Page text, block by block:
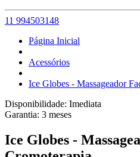
11 994503148
Página Inicial
Acessórios
Ice Globes - Massageador
Disponibilidade: Imediata
Garantia: 3 meses
Ice Globes -